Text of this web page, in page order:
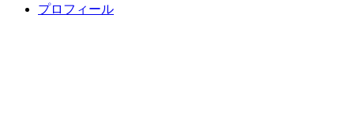
プロフィール